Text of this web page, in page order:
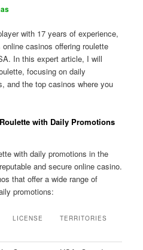
with 17 years of experience,
casinos offering roulette
In this expert article, I will
focusing on daily
and the top casinos where you
with Daily Promotions
with daily promotions in the
and secure online casino.
that offer a wide range of
promotions:
LICENSE TERRITORIES